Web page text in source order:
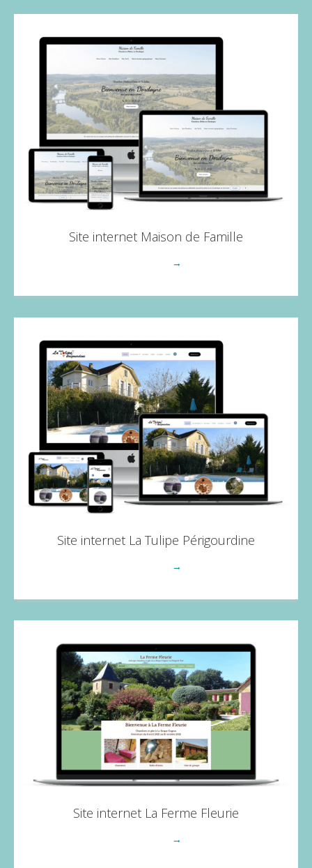
Site internet Maison de Famille
→
Site internet La Tulipe Périgourdine
→
Site internet La Ferme Fleurie
→